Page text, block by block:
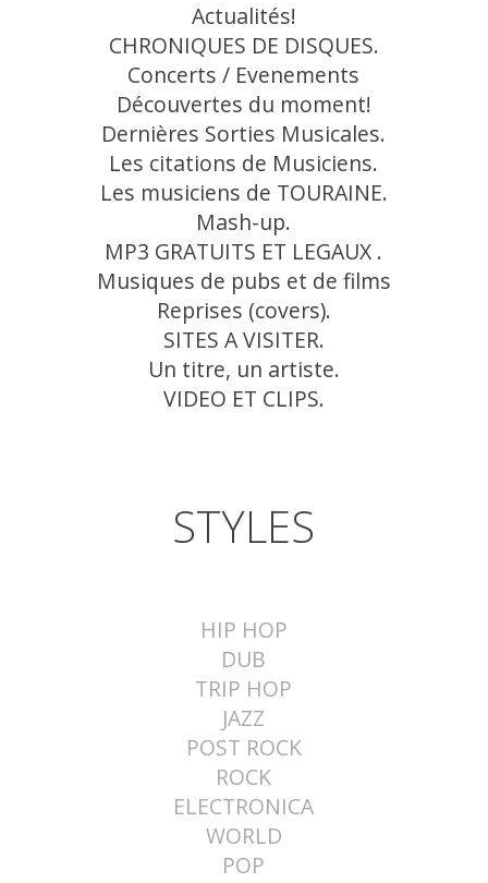
Actualités!
CHRONIQUES DE DISQUES.
Concerts / Evenements
Découvertes du moment!
Dernières Sorties Musicales.
Les citations de Musiciens.
Les musiciens de TOURAINE.
Mash-up.
MP3 GRATUITS ET LEGAUX .
Musiques de pubs et de films
Reprises (covers).
SITES A VISITER.
Un titre, un artiste.
VIDEO ET CLIPS.
STYLES
HIP HOP
DUB
TRIP HOP
JAZZ
POST ROCK
ROCK
ELECTRONICA
WORLD
POP